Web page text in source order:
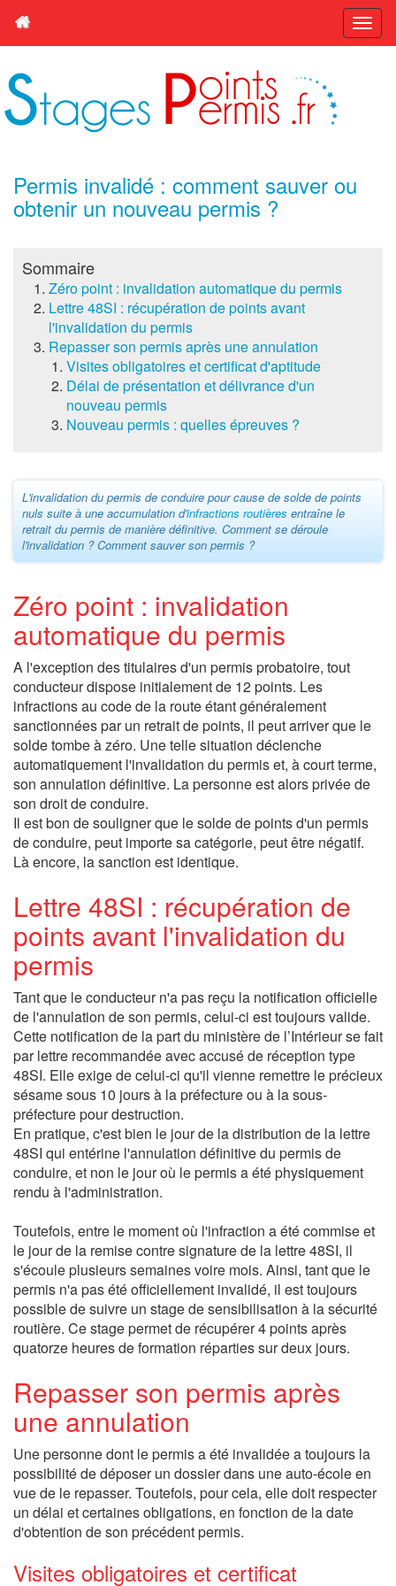
Permis invalidé : comment sauver ou
obtenir un nouveau permis ?
Sommaire
Zéro point : invalidation automatique du permis
Lettre 48SI : récupération de points avant
l'invalidation du permis
Repasser son permis après une annulation
Visites obligatoires et certificat d'aptitude
Délai de présentation et délivrance d'un
nouveau permis
Nouveau permis : quelles épreuves ?
L'invalidation du permis de conduire pour cause de solde de points
nuls suite à une accumulation d'infractions routières entraîne le
retrait du permis de manière définitive. Comment se déroule
l'invalidation ? Comment sauver son permis ?
Zéro point : invalidation
automatique du permis
A l'exception des titulaires d'un permis probatoire, tout
conducteur dispose initialement de 12 points. Les
infractions au code de la route étant généralement
sanctionnées par un retrait de points, il peut arriver que le
solde tombe à zéro. Une telle situation déclenche
automatiquement l'invalidation du permis et, à court terme,
son annulation définitive. La personne est alors privée de
son droit de conduire.
Il est bon de souligner que le solde de points d'un permis
de conduire, peut importe sa catégorie, peut être négatif.
Là encore, la sanction est identique.
Lettre 48SI : récupération de
points avant l'invalidation du
permis
Tant que le conducteur n'a pas reçu la notification officielle
de l'annulation de son permis, celui-ci est toujours valide.
Cette notification de la part du ministère de l’Intérieur se fait
par lettre recommandée avec accusé de réception type
48SI. Elle exige de celui-ci qu'il vienne remettre le précieux
sésame sous 10 jours à la préfecture ou à la sous-
préfecture pour destruction.
En pratique, c'est bien le jour de la distribution de la lettre
48SI qui entérine l'annulation définitive du permis de
conduire, et non le jour où le permis a été physiquement
rendu à l'administration.
Toutefois, entre le moment où l'infraction a été commise et
le jour de la remise contre signature de la lettre 48SI, il
s'écoule plusieurs semaines voire mois. Ainsi, tant que le
permis n'a pas été officiellement invalidé, il est toujours
possible de suivre un stage de sensibilisation à la sécurité
routière. Ce stage permet de récupérer 4 points après
quatorze heures de formation réparties sur deux jours.
Repasser son permis après
une annulation
Une personne dont le permis a été invalidée a toujours la
possibilité de déposer un dossier dans une auto-école en
vue de le repasser. Toutefois, pour cela, elle doit respecter
un délai et certaines obligations, en fonction de la date
d'obtention de son précédent permis.
Visites obligatoires et certificat